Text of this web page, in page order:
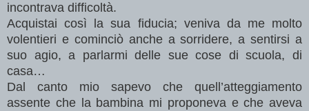
incontrava difficoltà.
Acquistai così la sua fiducia; veniva da me molto
volentieri e cominciò anche a sorridere, a sentirsi a
suo agio, a parlarmi delle sue cose di scuola, di
casa…
Dal canto mio sapevo che quell’atteggiamento
assente che la bambina mi proponeva e che aveva